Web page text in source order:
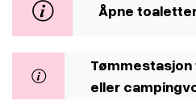
Åpne
eller